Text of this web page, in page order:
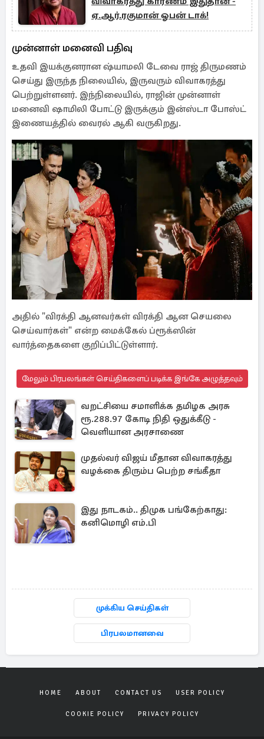
ஏ.ஆர்.ரகுமான் ஓபன் டாக்!
முன்னாள் மனைவி பதிவு
உதவி இயக்குனரான ஷ்யாமலி டேவை ராஜ் திருமணம்
செய்து இருந்த நிலையில், இருவரும் விவாகரத்து
பெற்றுள்ளனர். இந்நிலையில், ராஜின் முன்னாள்
மனைவி ஷாமிலி போட்டு இருக்கும் இன்ஸ்டா போஸ்ட்
இணையத்தில் வைரல் ஆகி வருகிறது.
அதில் "விரக்தி ஆனவர்கள் விரக்தி ஆன செயலை
செய்வார்கள்" என்ற மைக்கேல் ப்ரூக்ஸின்
வார்த்தைகளை குறிப்பிட்டுள்ளார்.
மேலும் பிரபலங்கள் செய்திகளைப் படிக்க இங்கே அழுத்தவும்
வறட்சியை சமாளிக்க தமிழக அரசு
ரூ.288.97 கோடி நிதி ஒதுக்கீடு -
வெளியான அரசாணை
முதல்வர் விஜய் மீதான விவாகரத்து
வழக்கை திரும்ப பெற்ற சங்கீதா
இது நாடகம்.. திமுக பங்கேற்காது:
கனிமொழி எம்.பி
முக்கிய செய்திகள்
பிரபலமானவை
HOME ABOUT CONTACT US USER POLICY
COOKIE POLICY PRIVACY POLICY